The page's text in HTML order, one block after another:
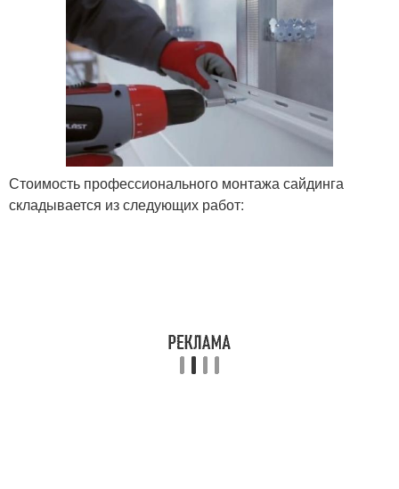
Стоимость профессионального монтажа сайдинга
складывается из следующих работ: